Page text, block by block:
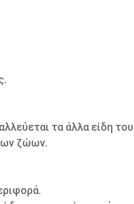
τα άλλα είδη του
ζώων.